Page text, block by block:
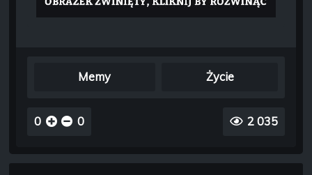
Memy Życie
0 0 2 035